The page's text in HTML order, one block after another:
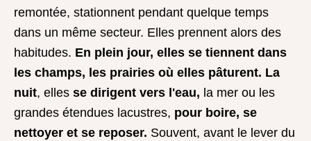
remontée, stationnent pendant quelque temps
dans un même secteur. Elles prennent alors des
habitudes. En plein jour, elles se tiennent dans
les champs, les prairies où elles pâturent. La
nuit, elles se dirigent vers l'eau, la mer ou les
grandes étendues lacustres, pour boire, se
nettoyer et se reposer. Souvent, avant le lever du